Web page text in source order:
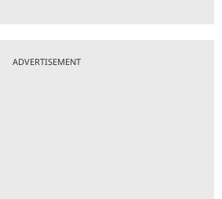
ADVERTISEMENT